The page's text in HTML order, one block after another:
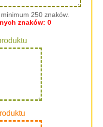
250 znaków.
znaków: 0